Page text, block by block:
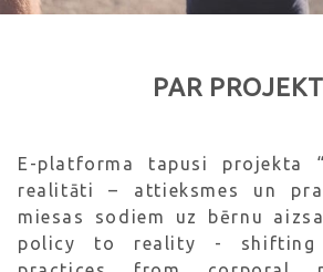
PAR
E-platforma tapusi projekta
realitāti – attieksmes un
miesas sodiem uz bērnu
policy to reality - shifting